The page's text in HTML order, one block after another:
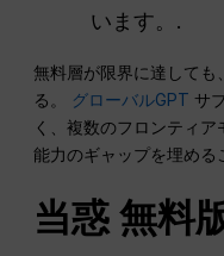
います。.
無料層が限界に達して
る。 グローバルGPT サ
く、複数のフロンティア
能力のギャップを埋める
当惑 無料